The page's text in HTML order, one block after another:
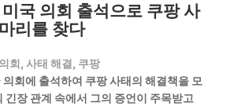
국 의회 출석으로 쿠팡 사
리를 찾다
회, 사태 해결, 쿠팡
회에 출석하여 쿠팡 사태의 해결책을 모
긴장 관계 속에서 그의 증언이 주목받고